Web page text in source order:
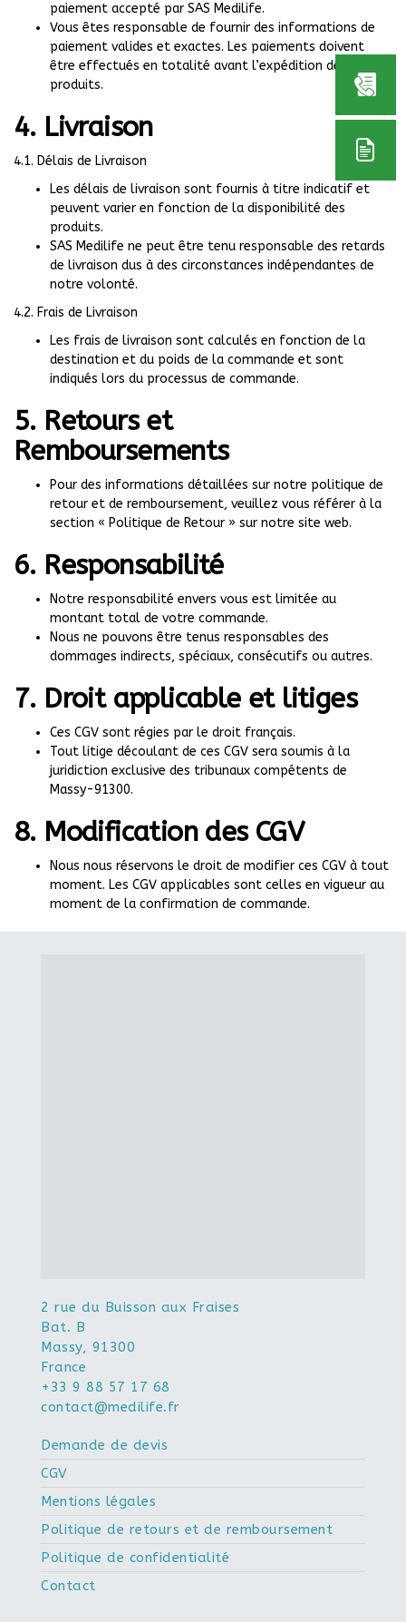
paiement accepté par SAS Medilife.
Vous êtes responsable de fournir des informations de
paiement valides et exactes. Les paiements doivent
être effectués en totalité avant l’expédition des
produits.
4. Livraison
4.1. Délais de Livraison
Les délais de livraison sont fournis à titre indicatif et
peuvent varier en fonction de la disponibilité des
produits.
SAS Medilife ne peut être tenu responsable des retards
de livraison dus à des circonstances indépendantes de
notre volonté.
4.2. Frais de Livraison
Les frais de livraison sont calculés en fonction de la
destination et du poids de la commande et sont
indiqués lors du processus de commande.
5. Retours et
Remboursements
Pour des informations détaillées sur notre politique de
retour et de remboursement, veuillez vous référer à la
section « Politique de Retour » sur notre site web.
6. Responsabilité
Notre responsabilité envers vous est limitée au
montant total de votre commande.
Nous ne pouvons être tenus responsables des
dommages indirects, spéciaux, consécutifs ou autres.
7. Droit applicable et litiges
Ces CGV sont régies par le droit français.
Tout litige découlant de ces CGV sera soumis à la
juridiction exclusive des tribunaux compétents de
Massy-91300.
8. Modification des CGV
Nous nous réservons le droit de modifier ces CGV à tout
moment. Les CGV applicables sont celles en vigueur au
moment de la confirmation de commande.
2 rue du Buisson aux Fraises
Bat. B
Massy, 91300
France
+33 9 88 57 17 68
contact@medilife.fr
Demande de devis
CGV
Mentions légales
Politique de retours et de remboursement
Politique de confidentialité
Contact